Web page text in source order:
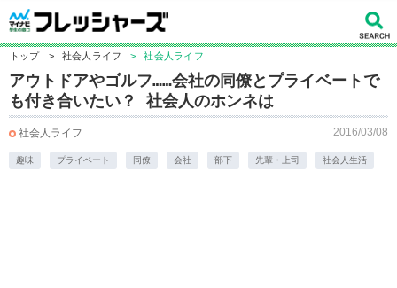
トップ > 社会人ライフ > 社会人ライフ
アウトドアやゴルフ……会社の同僚とプライベートで
も付き合いたい？ 社会人のホンネは
社会人ライフ 2016/03/08
趣味 プライベート 同僚 会社 部下 先輩・上司 社会人生活